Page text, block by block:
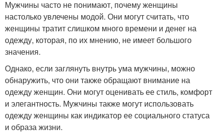
Мужчины часто не понимают, почему женщины
настолько увлечены модой. Они могут считать, что
женщины тратит слишком много времени и денег на
одежду, которая, по их мнению, не имеет большого
значения.
Однако, если заглянуть внутрь ума мужчины, можно
обнаружить, что они также обращают внимание на
одежду женщин. Они могут оценивать ее стиль, комфорт
и элегантность. Мужчины также могут использовать
одежду женщины как индикатор ее социального статуса
и образа жизни.